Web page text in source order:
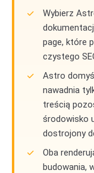
Wybierz
page, które
czystego
Astro
nawadnia
treścią
środowisko
dostrojony
Oba
budowania,